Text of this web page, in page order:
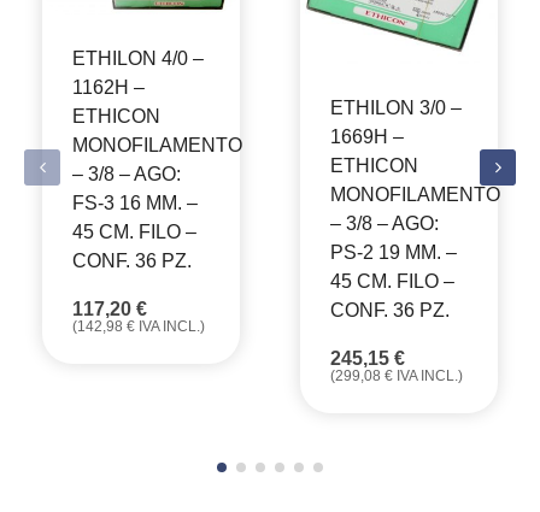
ETHILON 4/0 –
1162H –
ETHICON
MONOFILAMENTO
– 3/8 – AGO:
FS-3 16 MM. –
45 CM. FILO –
CONF. 36 PZ.
117,20 €
(142,98 € IVA INCL.)
ETHILON 3/0 –
1669H –
ETHICON
MONOFILAMENTO
– 3/8 – AGO:
PS-2 19 MM. –
45 CM. FILO –
CONF. 36 PZ.
245,15 €
(299,08 € IVA INCL.)